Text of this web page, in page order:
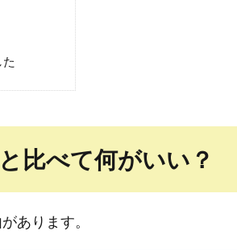
比べて何がいい？
あります。